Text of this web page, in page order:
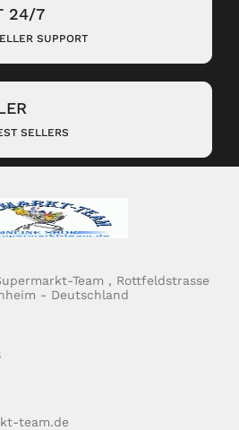
24/7
SUPPORT
SELLERS
Team , Rottfeldstrasse
- Deutschland
team.de